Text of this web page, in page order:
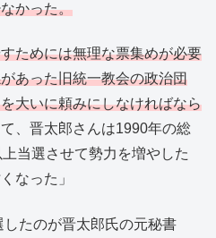
かった。
ためには無理な票集めが必要
あった旧統一教会の政治団
大いに頼みにしなければなら
、晋太郎さんは1990年の総
当選させて勢力を増やした
なった」
たのが晋太郎氏の元秘書